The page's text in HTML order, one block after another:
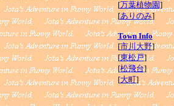
[万葉植物園]
[ありのみ]
Town Info
[市川大野]
[東松戸]
[松飛台]
[大町]